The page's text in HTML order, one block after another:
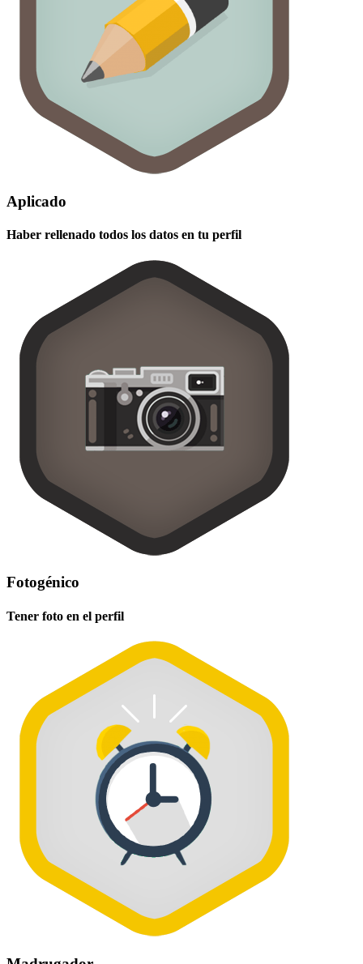
Aplicado
Haber rellenado todos los datos en tu perfil
Fotogénico
Tener foto en el perfil